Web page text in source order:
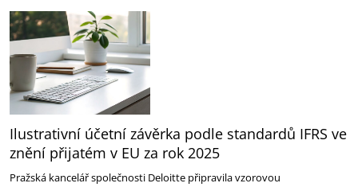
Ilustrativní účetní závěrka podle standardů IFRS ve
znění přijatém v EU za rok 2025
Pražská kancelář společnosti Deloitte připravila vzorovou